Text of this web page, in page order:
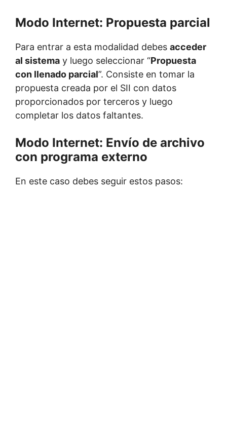
Modo Internet: Propuesta parcial
Para entrar a esta modalidad debes acceder
al sistema y luego seleccionar “Propuesta
con llenado parcial”. Consiste en tomar la
propuesta creada por el SII con datos
proporcionados por terceros y luego
completar los datos faltantes.
Modo Internet: Envío de archivo
con programa externo
En este caso debes seguir estos pasos: